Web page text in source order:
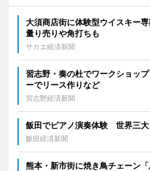
大須商店街に体験型ウイスキー
量り売りや角打ちも
サカエ経済新聞
習志野・奏の杜でワークショッ
ーでリース作りなど
習志野経済新聞
飯田でピアノ演奏体験 世界三
飯田経済新聞
熊本・新市街に焼き鳥チェーン